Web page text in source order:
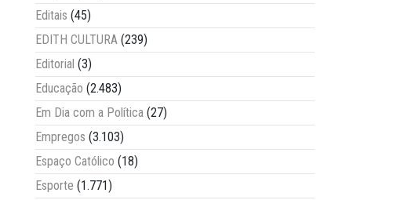
Editais (45)
EDITH CULTURA (239)
Editorial (3)
Educação (2.483)
Em Dia com a Política (27)
Empregos (3.103)
Espaço Católico (18)
Esporte (1.771)